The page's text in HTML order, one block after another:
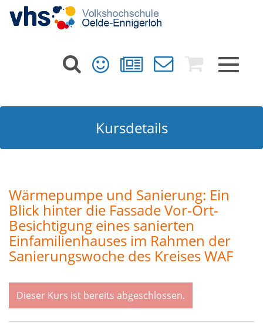
Toggle
Kursdetails
Wärmepumpe und Sanierung: Ein
Blick hinter die Fassade Vor-Ort-
Besichtigung eines sanierten
Einfamilienhauses im Rahmen der
Sanierungswoche des Kreises WAF
Dieser Kurs ist bereits abgeschlossen.